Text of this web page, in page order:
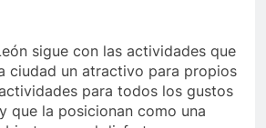
sigue con las actividades que
ciudad un atractivo para propios
para todos los gustos
que la posicionan como una